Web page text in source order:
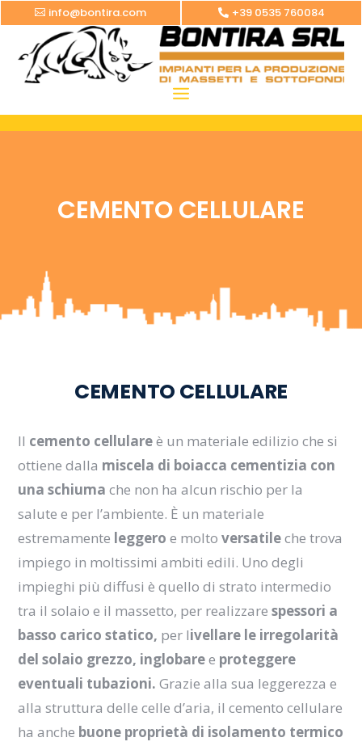
info@bontira.com +39 0535 760084
CEMENTO CELLULARE
CEMENTO CELLULARE
Il cemento cellulareè un materiale edilizio che si
ottiene dalla miscela di boiacca cementizia con
una schiuma che non ha alcun rischio per la
salute e per l’ambiente. È un materiale
estremamente leggero e moltoversatileche trova
impiego in moltissimi ambiti edili. Uno degli
impieghi più diffusi è quello di strato intermedio
tra il solaio e il massetto, per realizzare spessori a
basso carico statico, per livellare le irregolarità
del solaio grezzo, inglobaree proteggere
eventuali tubazioni. Grazie alla sua leggerezza e
alla struttura delle celle d’aria, il cemento cellulare
ha anche buone proprietà di isolamento termico